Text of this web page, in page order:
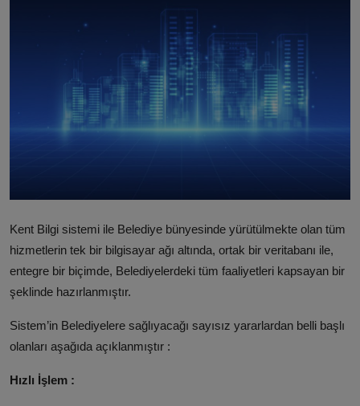
BELEDİYELER
Kent Bilgi sistemi ile Belediye bünyesinde yürütülmekte olan tüm
hizmetlerin tek bir bilgisayar ağı altında, ortak bir veritabanı ile,
entegre bir biçimde, Belediyelerdeki tüm faaliyetleri kapsayan bir
şeklinde hazırlanmıştır.
Sistem’in Belediyelere sağlıyacağı sayısız yararlardan belli başlı
olanları aşağıda açıklanmıştır :
Hızlı İşlem :